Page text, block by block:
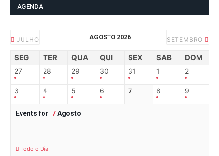
AGENDA
JULHO AGOSTO 2026 SETEMBRO
SEG TER QUA QUI SEX SAB DOM
27 28 29 30 31 1 2
3 4 5 6 7 8 9
Events for 7Agosto
Todo o Dia